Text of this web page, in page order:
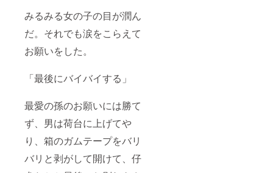
みるみる女の子の目が潤ん
だ。それでも涙をこらえて
お願いをした。
「最後にバイバイする」
最愛の孫のお願いには勝て
ず、男は荷台に上げてや
り、箱のガムテープをバリ
バリと剥がして開けて、仔